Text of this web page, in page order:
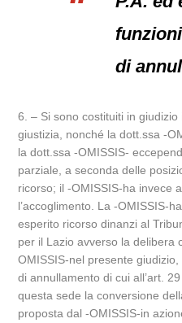
di
6. – Si sono costituiti in
giustizia, nonché la dott.ssa -
la dott.ssa -OMISSIS-
parziale, a seconda delle
ricorso; il -OMISSIS-ha invece
l’accoglimento. La -OMISSIS-
esperito ricorso dinanzi al
per il Lazio avverso la delibera
OMISSIS-nel presente
di annullamento di cui all’art.
questa sede la conversione
proposta dal -OMISSIS-in